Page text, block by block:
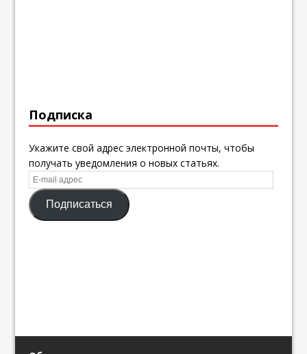
Подписка
Укажите свой адрес электронной почты, чтобы
получать уведомления о новых статьях.
E-
mail
адресПодписаться